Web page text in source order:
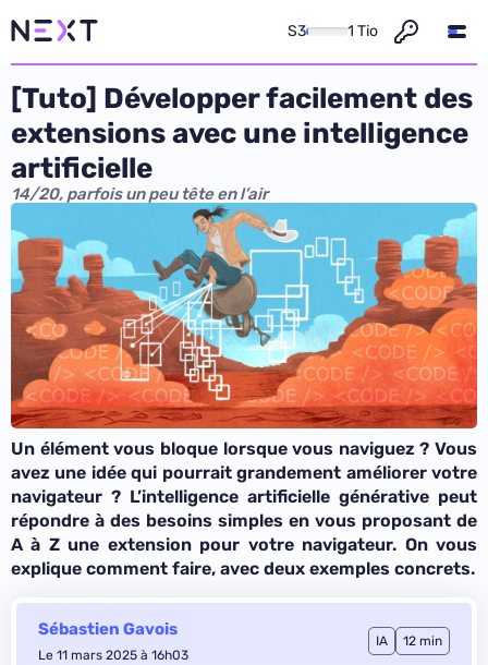
S3 1 Tio
[Tuto] Développer facilement des
extensions avec une intelligence
artificielle
14/20, parfois un peu tête en l’air
Un élément vous bloque lorsque vous naviguez ? Vous
avez une idée qui pourrait grandement améliorer votre
navigateur ? L’intelligence artificielle générative peut
répondre à des besoins simples en vous proposant de
A à Z une extension pour votre navigateur. On vous
explique comment faire, avec deux exemples concrets.
Sébastien Gavois
Le 11 mars 2025 à 16h03
IA 12 min